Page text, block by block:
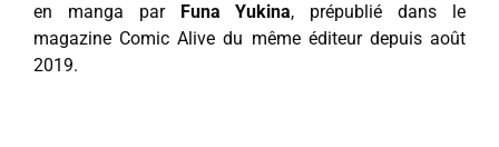
en manga par Funa Yukina, prépublié dans le
magazine Comic Alive du même éditeur depuis août
2019.